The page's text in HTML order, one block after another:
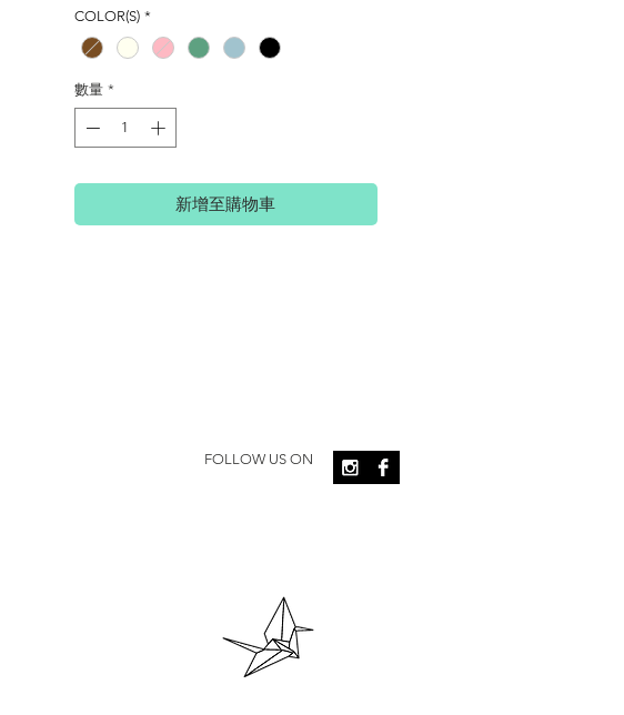
COLOR(S) *
數量 *
新增至購物車
FOLLOW US ON